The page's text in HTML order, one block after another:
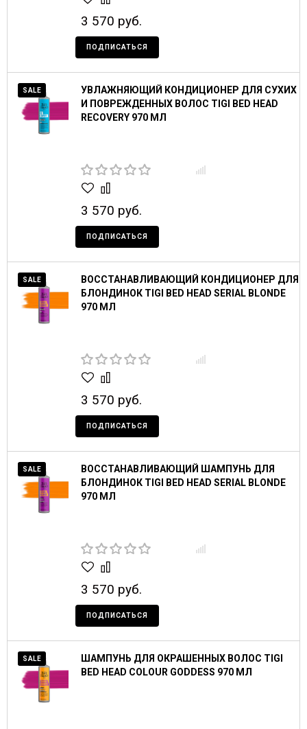
3 570 руб.
ПОДПИСАТЬСЯ
SALE
УВЛАЖНЯЮЩИЙ КОНДИЦИОНЕР ДЛЯ СУХИХ
И ПОВРЕЖДЕННЫХ ВОЛОС TIGI BED HEAD
RECOVERY 970 МЛ
3 570 руб.
ПОДПИСАТЬСЯ
SALE
ВОССТАНАВЛИВАЮЩИЙ КОНДИЦИОНЕР ДЛЯ
БЛОНДИНОК TIGI BED HEAD SERIAL BLONDE
970 МЛ
3 570 руб.
ПОДПИСАТЬСЯ
SALE
ВОССТАНАВЛИВАЮЩИЙ ШАМПУНЬ ДЛЯ
БЛОНДИНОК TIGI BED HEAD SERIAL BLONDE
970 МЛ
3 570 руб.
ПОДПИСАТЬСЯ
SALE
ШАМПУНЬ ДЛЯ ОКРАШЕННЫХ ВОЛОС TIGI
BED HEAD COLOUR GODDESS 970 МЛ